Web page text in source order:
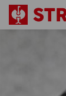
S1